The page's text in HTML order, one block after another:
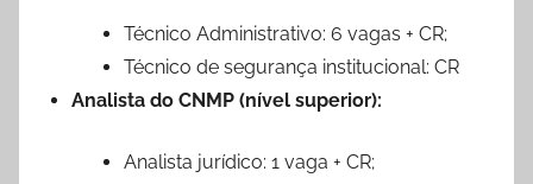
Técnico Administrativo: 6 vagas + CR;
Técnico de segurança institucional: CR
Analista do CNMP (nível superior):
Analista jurídico: 1 vaga + CR;